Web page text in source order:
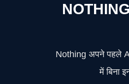
NOTHING
Nothing अपने पहले
में बिना